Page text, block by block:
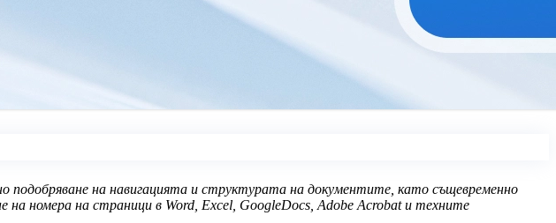
подобряване на навигацията и структурата на документите, като същевременно
на номера на страници в Word, Excel, GoogleDocs, Adobe Acrobat и техните